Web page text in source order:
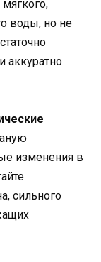
воды, но не
аккуратно
изменения в
сильного